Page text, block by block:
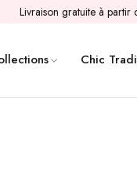
Livraison gratuite à
Chic